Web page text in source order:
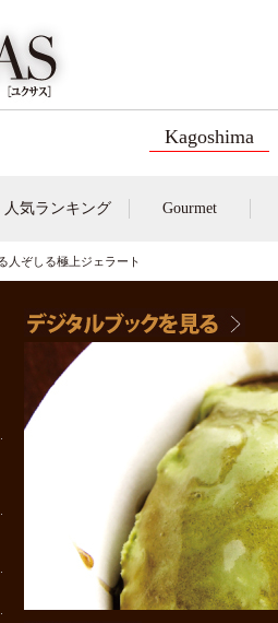
Kagoshima
人気ランキング Gourmet
ぞしる極上ジェラート